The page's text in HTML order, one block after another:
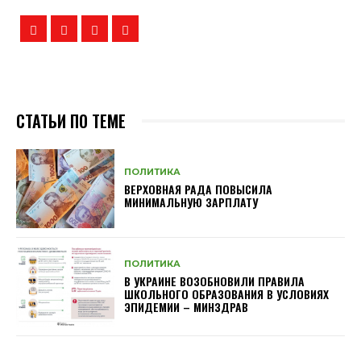
СТАТЬИ ПО ТЕМЕ
ПОЛИТИКА
ВЕРХОВНАЯ РАДА ПОВЫСИЛА
МИНИМАЛЬНУЮ ЗАРПЛАТУ
ПОЛИТИКА
В УКРАИНЕ ВОЗОБНОВИЛИ ПРАВИЛА
ШКОЛЬНОГО ОБРАЗОВАНИЯ В УСЛОВИЯХ
ЭПИДЕМИИ – МИНЗДРАВ